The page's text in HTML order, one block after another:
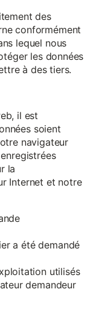
des
conformément
lequel nous
les données
à des tiers.
il est
soient
navigateur
la
Internet et notre
a été demandé
utilisés
demandeur